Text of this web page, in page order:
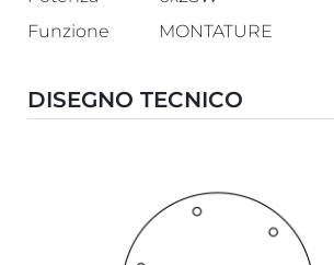
Funzione
MONTATURE
DISEGNO TECNICO